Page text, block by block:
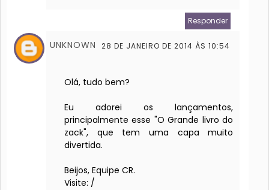
Responder
UNKNOWN 28 DE JANEIRO DE 2014 ÀS 10:54
Olá, tudo bem?
Eu adorei os lançamentos,
principalmente esse "O Grande livro do
zack", que tem uma capa muito
divertida.
Beijos, Equipe CR.
Visite: /